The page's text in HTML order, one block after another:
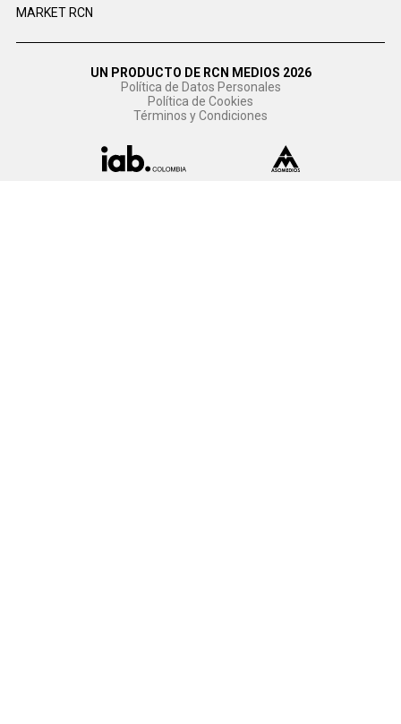
MARKET RCN
UN PRODUCTO DE RCN MEDIOS 2026
Política de Datos Personales
Política de Cookies
Términos y Condiciones